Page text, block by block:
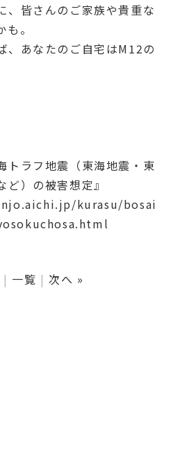
、皆さんのご家族や貴重な
。
、あなたのご自宅はM12の
ラフ地震（東海地震・東
ど）の被害想定』
kurasu/bosai
一覧 次へ »